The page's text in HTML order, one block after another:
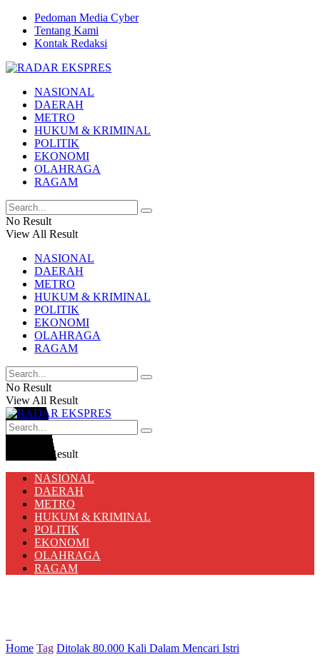
Pedoman Media Cyber
Tentang Kami
Kontak Redaksi
NASIONAL
DAERAH
METRO
HUKUM & KRIMINAL
POLITIK
EKONOMI
OLAHRAGA
RAGAM
No Result
View All Result
NASIONAL
DAERAH
METRO
HUKUM & KRIMINAL
POLITIK
EKONOMI
OLAHRAGA
RAGAM
No Result
View All Result
View All Result
NASIONAL
DAERAH
METRO
HUKUM & KRIMINAL
POLITIK
EKONOMI
OLAHRAGA
RAGAM
Home Tag Ditolak 80.000 Kali Dalam Mencari Istri